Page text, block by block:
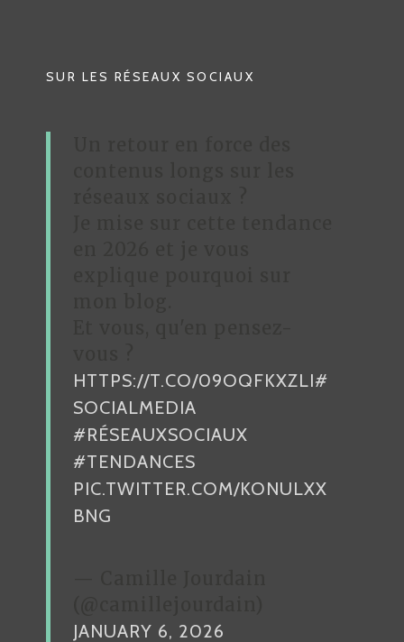
SUR LES RÉSEAUX SOCIAUX
HTTPS://T.CO/09OQFKXZLI#
SOCIALMEDIA
#RÉSEAUXSOCIAUX
#TENDANCES
PIC.TWITTER.COM/KONULXX
BNG
JANUARY 6, 2026